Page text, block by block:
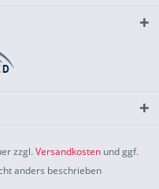
zzgl.Versandkosten und ggf.
anders beschrieben